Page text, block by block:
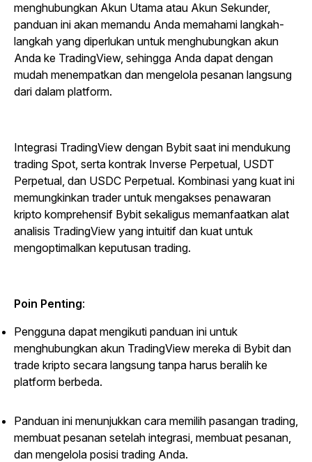
menghubungkan Akun Utama atau Akun Sekunder,
panduan ini akan memandu Anda memahami langkah-
langkah yang diperlukan untuk menghubungkan akun
Anda ke TradingView, sehingga Anda dapat dengan
mudah menempatkan dan mengelola pesanan langsung
dari dalam platform.
Integrasi TradingView dengan Bybit saat ini mendukung
trading Spot, serta kontrak Inverse Perpetual, USDT
Perpetual, dan USDC Perpetual. Kombinasi yang kuat ini
memungkinkan trader untuk mengakses penawaran
kripto komprehensif Bybit sekaligus memanfaatkan alat
analisis TradingView yang intuitif dan kuat untuk
mengoptimalkan keputusan trading.
Poin Penting:
Pengguna dapat mengikuti panduan ini untuk
menghubungkan akun TradingView mereka di Bybit dan
trade kripto secara langsung tanpa harus beralih ke
platform berbeda.
Panduan ini menunjukkan cara memilih pasangan trading,
membuat pesanan setelah integrasi, membuat pesanan,
dan mengelola posisi trading Anda.